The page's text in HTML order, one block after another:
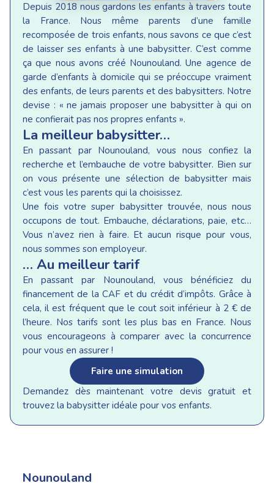
Depuis 2018 nous gardons les enfants à travers toute
la France. Nous même parents d’une famille
recomposée de trois enfants, nous savons ce que c’est
de laisser ses enfants à une babysitter. C’est comme
ça que nous avons créé Nounouland. Une agence de
garde d’enfants à domicile qui se préoccupe vraiment
des enfants, de leurs parents et des babysitters. Notre
devise : « ne jamais proposer une babysitter à qui on
ne confierait pas nos propres enfants ».
La meilleur babysitter…
En passant par Nounouland, vous nous confiez la
recherche et l’embauche de votre babysitter. Bien sur
on vous présente une sélection de babysitter mais
c’est vous les parents qui la choisissez.
Une fois votre super babysitter trouvée, nous nous
occupons de tout. Embauche, déclarations, paie, etc…
Vous n’avez rien à faire. Et aucun risque pour vous,
nous sommes son employeur.
… Au meilleur tarif
En passant par Nounouland, vous bénéficiez du
financement de la CAF et du crédit d’impôts. Grâce à
cela, il est fréquent que le cout soit inférieur à 2 € de
l’heure. Nos tarifs sont les plus bas en France. Nous
vous encourageons à comparer avec la concurrence
pour vous en assurer !
Faire une simulation
Demandez dès maintenant votre devis gratuit et
trouvez la babysitter idéale pour vos enfants.
Nounouland